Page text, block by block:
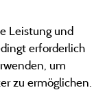
Leistung und
erforderlich
um
zu ermöglichen.